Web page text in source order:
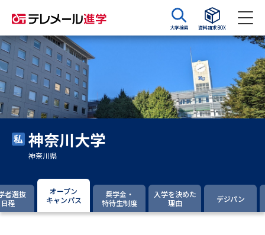
大学検索 資料請求BOX
資料請求 資料検索
大学・短大の資料種類から請求
大学パンフ
集要項＆願書
過去問題集
神奈川大学
神奈川県
者選抜
日程
オープン
キャンパス
奨学金・
特待生制度
入学を決めた
理由
デジパン